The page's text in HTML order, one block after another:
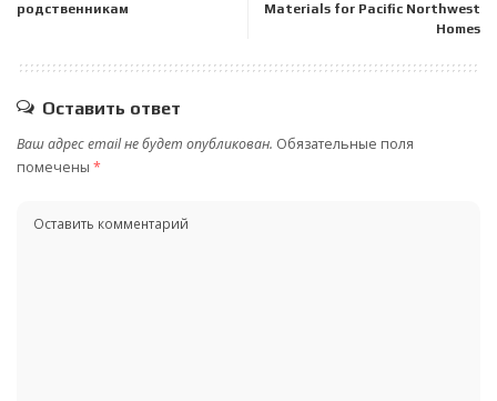
родственникам
Materials for Pacific Northwest
Homes
Оставить ответ
Ваш адрес email не будет опубликован. Обязательные поля
помечены *